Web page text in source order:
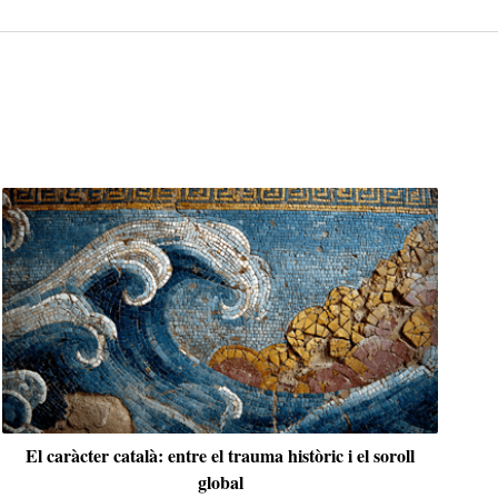
Daga
Edith Stein o l’exigent responsabilitat de viure